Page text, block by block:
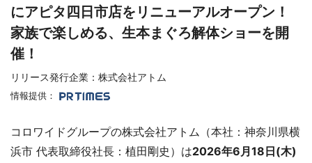
にアピタ四日市店をリニューアルオープン！
家族で楽しめる、生本まぐろ解体ショーを開
催！
リリース発行企業：株式会社アトム
情報提供：
コロワイドグループの株式会社アトム（本社：神奈川県横
浜市 代表取締役社長：植田剛史）は2026年6月18日(木)